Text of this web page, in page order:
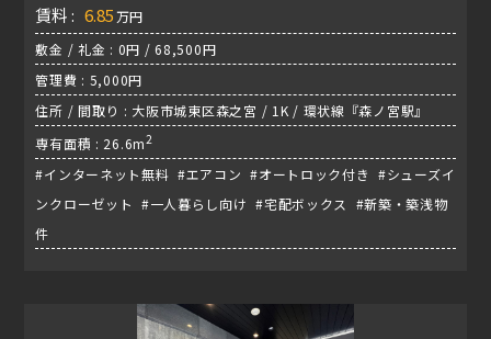
賃料 : 6.85 万円
敷金 / 礼金 : 0円 / 68,500円
管理費 : 5,000円
住所 / 間取り : 大阪市城東区森之宮 / 1K / 環状線『森ノ宮駅』
専有面積 : 26.6m2
#インターネット無料 #エアコン #オートロック付き #シューズイ
ンクローゼット #一人暮らし向け #宅配ボックス #新築・築浅物
件